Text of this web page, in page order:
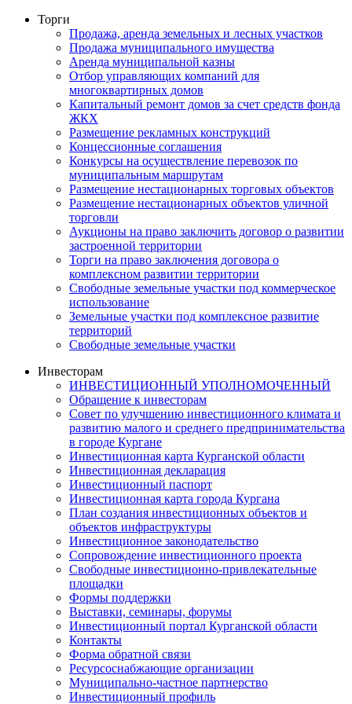
Торги
Продажа, аренда земельных и лесных участков
Продажа муниципального имущества
Аренда муниципальной казны
Отбор управляющих компаний для
многоквартирных домов
Капитальный ремонт домов за счет средств фонда
ЖКХ
Размещение рекламных конструкций
Концессионные соглашения
Конкурсы на осуществление перевозок по
муниципальным маршрутам
Размещение нестационарных торговых объектов
Размещение нестационарных объектов уличной
торговли
Аукционы на право заключить договор о развитии
застроенной территории
Торги на право заключения договора о
комплексном развитии территории
Свободные земельные участки под коммерческое
использование
Земельные участки под комплексное развитие
территорий
Свободные земельные участки
Инвесторам
ИНВЕСТИЦИОННЫЙ УПОЛНОМОЧЕННЫЙ
Обращение к инвесторам
Совет по улучшению инвестиционного климата и
развитию малого и среднего предпринимательства
в городе Кургане
Инвестиционная карта Курганской области
Инвестиционная декларация
Инвестиционный паспорт
Инвестиционная карта города Кургана
План создания инвестиционных объектов и
объектов инфраструктуры
Инвестиционное законодательство
Сопровождение инвестиционного проекта
Свободные инвестиционно-привлекательные
площадки
Формы поддержки
Выставки, семинары, форумы
Инвестиционный портал Курганской области
Контакты
Форма обратной связи
Ресурсоснабжающие организации
Муниципально-частное партнерство
Инвестиционный профиль